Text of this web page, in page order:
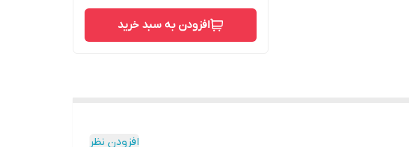
افزودن به سبد خرید
افزودن نظر